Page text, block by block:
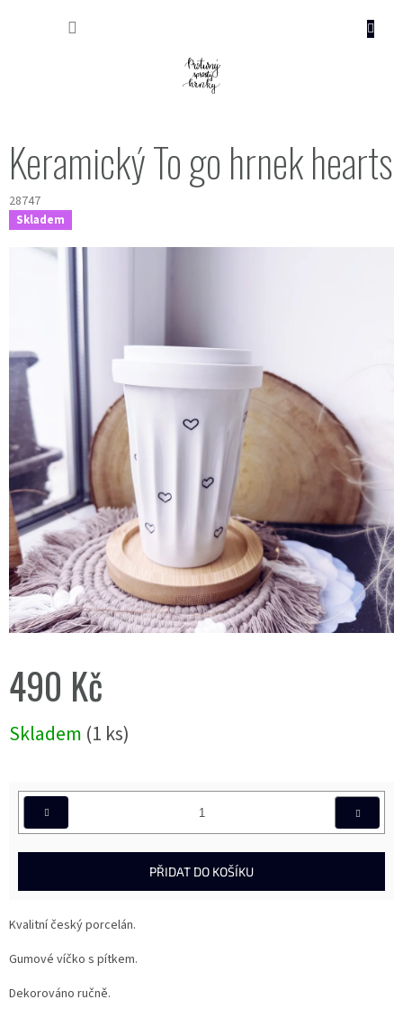
Keramický To go hrnek hearts
28747
Skladem
490 Kč
cena:
Skladem (1 ks)
PŘIDAT DO KOŠÍKU
Kvalitní český porcelán.
Gumové víčko s pítkem.
Dekorováno ručně.